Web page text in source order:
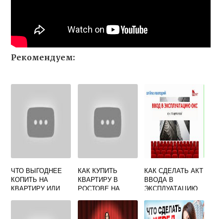
Рекомендуем:
ЧТО ВЫГОДНЕЕ
КОПИТЬ НА
КВАРТИРУ ИЛИ
КАК КУПИТЬ
КВАРТИРУ В
РОСТОВЕ НА
ПОСРЕДНИКОВ
КАК СДЕЛАТЬ АКТ
ВВОДА В
ЭКСПЛУАТАЦИЮ